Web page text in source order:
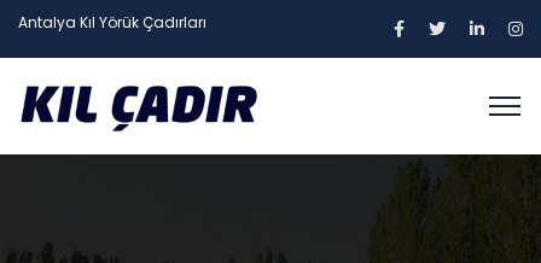
Antalya Kıl Yörük Çadırları